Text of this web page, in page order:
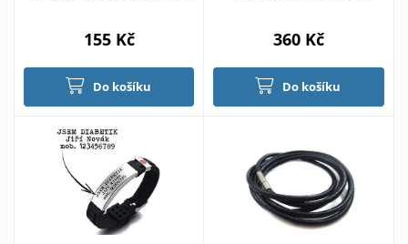
155 Kč
Do košíku
360 Kč
Do košíku